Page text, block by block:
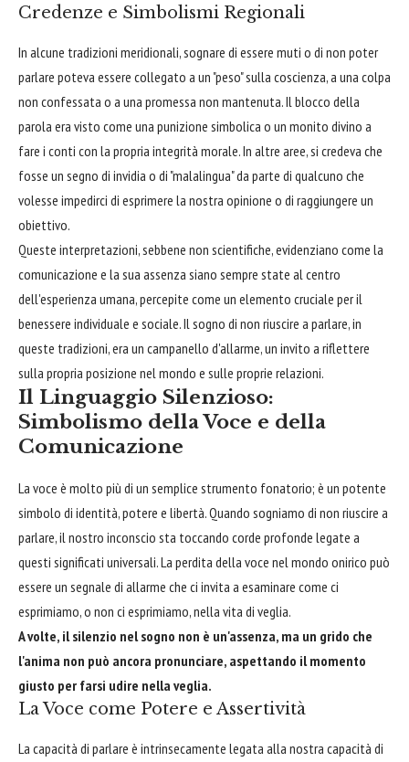
Credenze e Simbolismi Regionali
In alcune tradizioni meridionali, sognare di essere muti o di non poter
parlare poteva essere collegato a un "peso" sulla coscienza, a una colpa
non confessata o a una promessa non mantenuta. Il blocco della
parola era visto come una punizione simbolica o un monito divino a
fare i conti con la propria integrità morale. In altre aree, si credeva che
fosse un segno di invidia o di "malalingua" da parte di qualcuno che
volesse impedirci di esprimere la nostra opinione o di raggiungere un
obiettivo.
Queste interpretazioni, sebbene non scientifiche, evidenziano come la
comunicazione e la sua assenza siano sempre state al centro
dell'esperienza umana, percepite come un elemento cruciale per il
benessere individuale e sociale. Il sogno di non riuscire a parlare, in
queste tradizioni, era un campanello d'allarme, un invito a riflettere
sulla propria posizione nel mondo e sulle proprie relazioni.
Il Linguaggio Silenzioso:
Simbolismo della Voce e della
Comunicazione
La voce è molto più di un semplice strumento fonatorio; è un potente
simbolo di identità, potere e libertà. Quando sogniamo di non riuscire a
parlare, il nostro inconscio sta toccando corde profonde legate a
questi significati universali. La perdita della voce nel mondo onirico può
essere un segnale di allarme che ci invita a esaminare come ci
esprimiamo, o non ci esprimiamo, nella vita di veglia.
A volte, il silenzio nel sogno non è un'assenza, ma un grido che
l'anima non può ancora pronunciare, aspettando il momento
giusto per farsi udire nella veglia.
La Voce come Potere e Assertività
La capacità di parlare è intrinsecamente legata alla nostra capacità di